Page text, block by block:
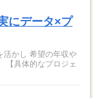
にデータ×プ
活かし 希望の年収や